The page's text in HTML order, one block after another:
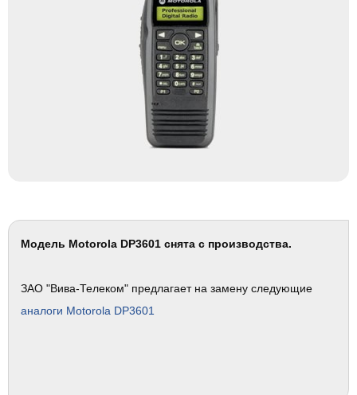
Модель Motorola DP3601 снята с производства.
ЗАО "Вива-Телеком" предлагает на замену следующие
аналоги Motorola DP3601